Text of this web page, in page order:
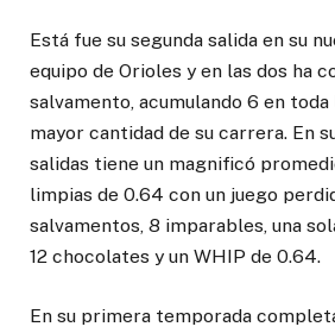
Está fue su segunda salida en su
equipo de Orioles y en las dos ha
salvamento, acumulando 6 en
mayor cantidad de su carrera. En
salidas tiene un magnificó
limpias de 0.64 con un juego
salvamentos, 8 imparables, una
12 chocolates y un WHIP de 0.64.
En su primera temporada